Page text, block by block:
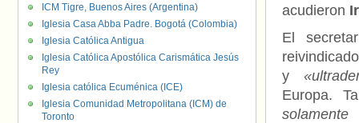
acudieron
El
y
Europa.
solamente
ICM Tigre, Buenos Aires (Argentina)
Iglesia Casa Abba Padre. Bogotá (Colombia)
Iglesia Católica Antigua
Iglesia Católica Apostólica Carismática Jesús
Rey
Iglesia católica Ecuménica (ICE)
Iglesia Comunidad Metropolitana (ICM) de
Toronto